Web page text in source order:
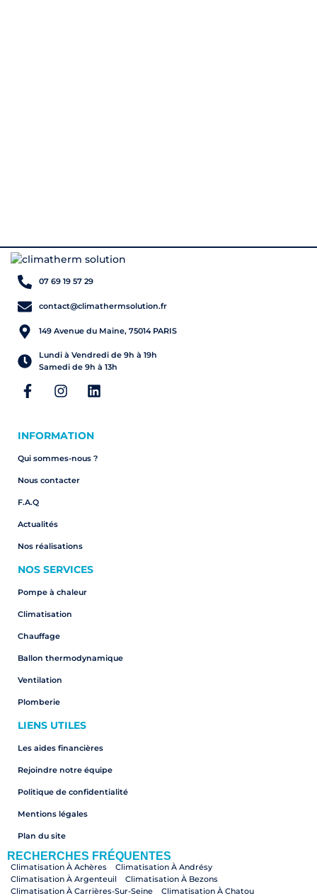
07 69 19 57 29
contact@climathermsolution.fr
149 Avenue du Maine, 75014 PARIS
Lundi à Vendredi de 9h à 19h
Samedi de 9h à 13h
INFORMATION
Qui sommes-nous ?
Nous contacter
F.A.Q
Actualités
Nos réalisations
NOS SERVICES
Pompe à chaleur
Climatisation
Chauffage
Ballon thermodynamique
Ventilation
Plomberie
LIENS UTILES
Les aides financières
Rejoindre notre équipe
Politique de confidentialité
Mentions légales
Plan du site
RECHERCHES FRÉQUENTES
Climatisation À Achères
Climatisation À Andrésy
Climatisation À Argenteuil
Climatisation À Bezons
Climatisation À Carrières-Sur-Seine
Climatisation À Chatou